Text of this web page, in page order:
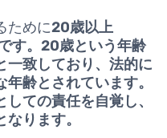
ために20歳以上
す。20歳という年齢
一致しており、法的に
齢とされています。
ての責任を自覚し、
ります。